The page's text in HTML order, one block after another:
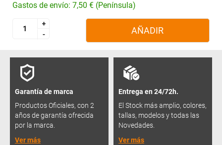
Gastos de envío: 7,50 € (Península)
+
-
+
-
AÑADIR
Garantía de marca
Productos Oficiales, con 2
años de garantía ofrecida
por la marca.
Ver más
Entrega en 24/72h.
El Stock más amplio, colores,
tallas, modelos y todas las
Novedades.
Ver más